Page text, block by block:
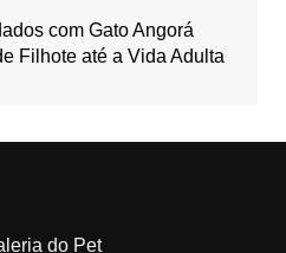
com Gato Angorá
Filhote até a Vida Adulta
do Pet